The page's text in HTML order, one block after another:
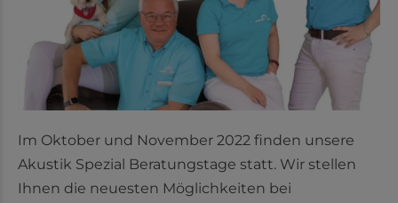
Im Oktober und November 2022 finden unsere
Akustik Spezial Beratungstage statt. Wir stellen
Ihnen die neuesten Möglichkeiten bei